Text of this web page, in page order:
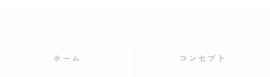
ホーム コンセプト